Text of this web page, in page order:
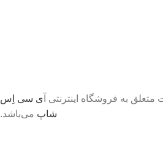
به فروشگاه اینترنتی آ ی سی اِس
شاپ می‌باشد.